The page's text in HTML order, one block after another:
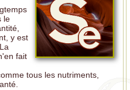
le
y est
fait
tous les nutriments,